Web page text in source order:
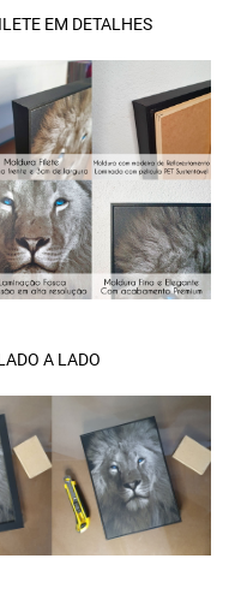
EM DETALHES
A LADO